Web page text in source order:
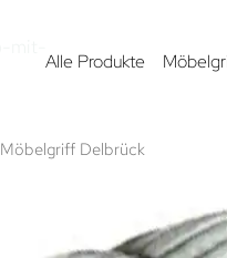
Alle Produkte
Möbelgriff Delbrück